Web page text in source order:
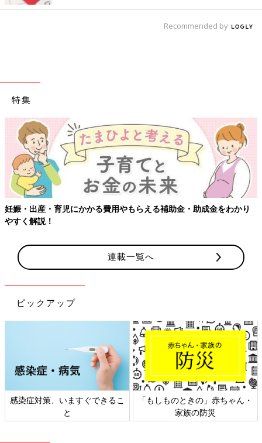
Recommended by
特集
金をわかり 【ワクチン接種できるものも】妊婦の感染症対策、知
連載一覧へ
ピックアップ
」赤ちゃん・
日本外来小児科学会リーフレッ
六星占術 細木か